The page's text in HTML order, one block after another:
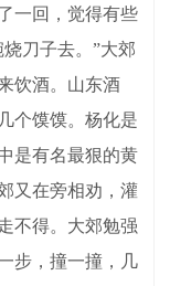
一回，觉得有些
刀子去。”大郊
饮酒。山东酒
个馍馍。杨化是
是有名最狠的黄
又在旁相劝，灌
不得。大郊勉强
步，撞一撞，几